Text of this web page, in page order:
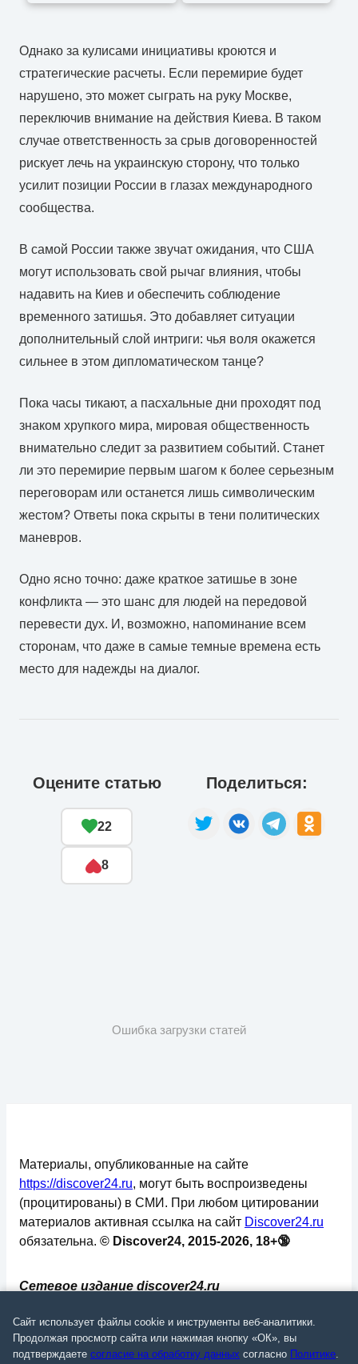
Однако за кулисами инициативы кроются и
стратегические расчеты. Если перемирие будет
нарушено, это может сыграть на руку Москве,
переключив внимание на действия Киева. В таком
случае ответственность за срыв договоренностей
рискует лечь на украинскую сторону, что только
усилит позиции России в глазах международного
сообщества.
В самой России также звучат ожидания, что США
могут использовать свой рычаг влияния, чтобы
надавить на Киев и обеспечить соблюдение
временного затишья. Это добавляет ситуации
дополнительный слой интриги: чья воля окажется
сильнее в этом дипломатическом танце?
Пока часы тикают, а пасхальные дни проходят под
знаком хрупкого мира, мировая общественность
внимательно следит за развитием событий. Станет
ли это перемирие первым шагом к более серьезным
переговорам или останется лишь символическим
жестом? Ответы пока скрыты в тени политических
маневров.
Одно ясно точно: даже краткое затишье в зоне
конфликта — это шанс для людей на передовой
перевести дух. И, возможно, напоминание всем
сторонам, что даже в самые темные времена есть
место для надежды на диалог.
Оцените статью
22
8
Поделиться:
Ошибка загрузки статей
Сетевое издание discover24.ru
надзору в сфере связи, информационных
технологий и массовых коммуникаций
Материалы, опубликованные на сайте
https://discover24.ru, могут быть воспроизведены
(процитированы) в СМИ. При любом цитировании
материалов активная ссылка на сайт Discover24.ru
обязательна. © Discover24, 2015-2026, 18+🔞
Сайт использует файлы cookie и инструменты веб-аналитики.
Продолжая просмотр сайта или нажимая кнопку «ОК», вы
подтверждаете согласие на обработку данных согласно Политике.